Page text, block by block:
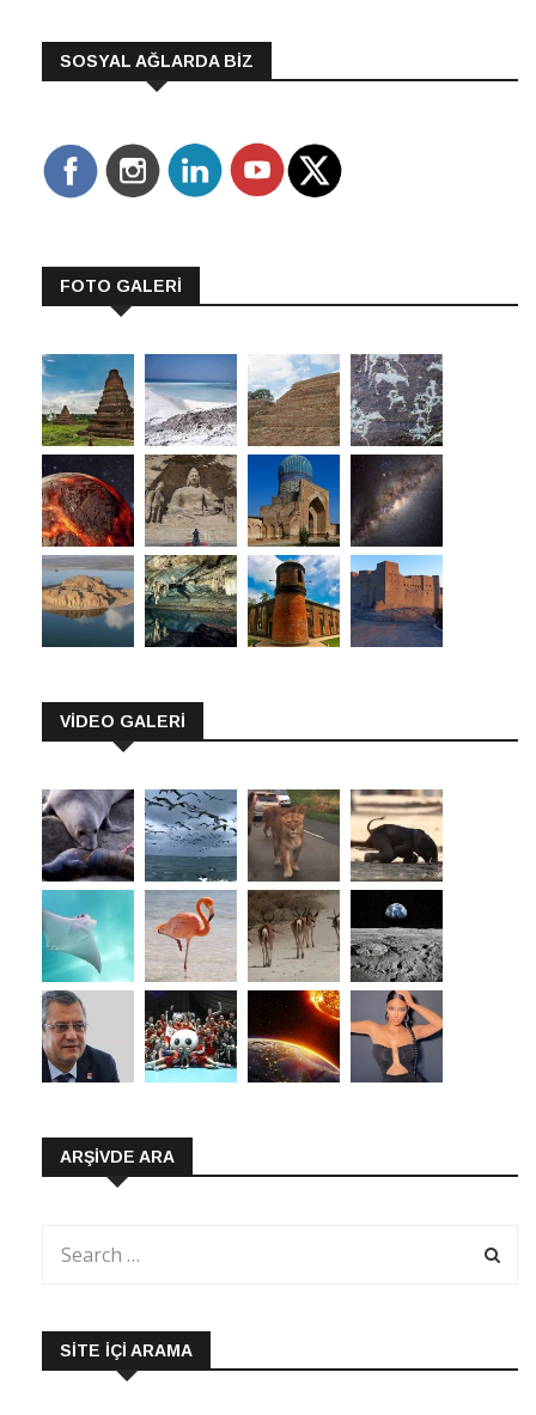
SOSYAL AĞLARDA BİZ
FOTO GALERİ
VİDEO GALERİ
ARŞIVDE ARA
SITE İÇI ARAMA